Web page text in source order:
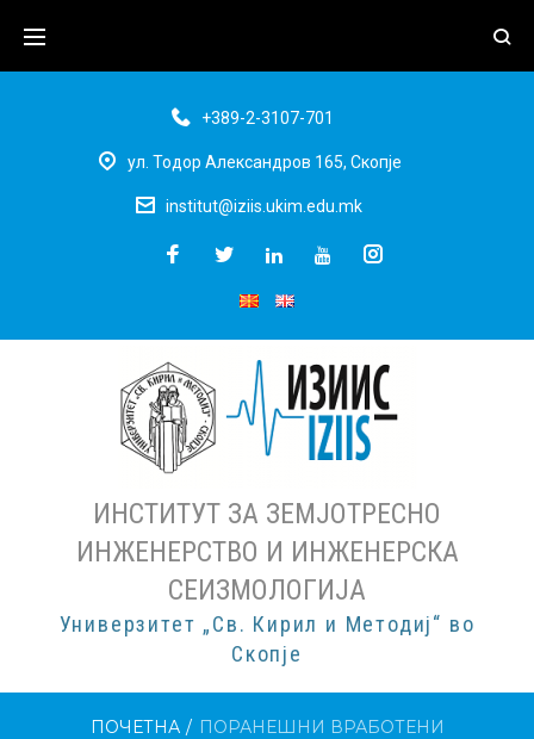
+389-2-3107-701
ул. Тодор Александров 165, Скопје
institut@iziis.ukim.edu.mk
ИНСТИТУТ ЗА ЗЕМЈОТРЕСНО
ИНЖЕНЕРСТВО И ИНЖЕНЕРСКА
СЕИЗМОЛОГИЈА
Универзитет „Св. Кирил и Методиј“ во
Скопје
ПОЧЕТНА / ПОРАНЕШНИ ВРАБОТЕНИ